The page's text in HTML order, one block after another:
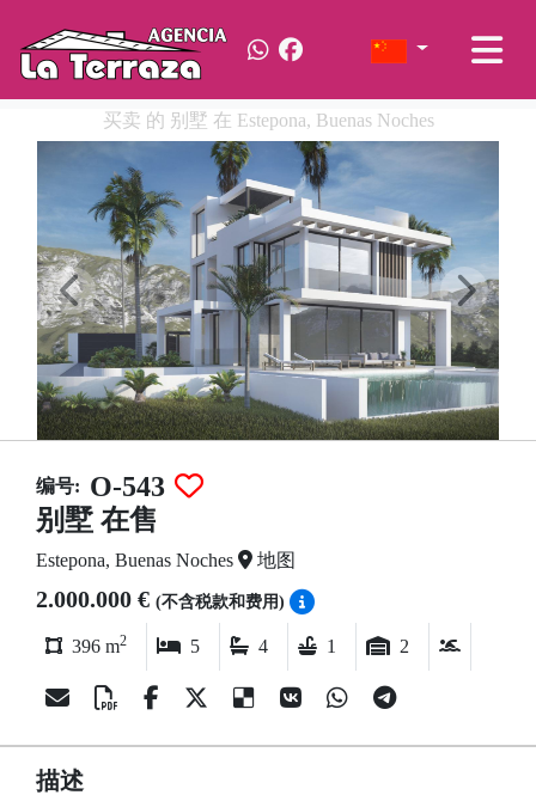
买卖 的 别墅 在 Estepona, Buenas Noches
编号: O-543
别墅 在售
Estepona, Buenas Noches 地图
2.000.000 € (不含税款和费用)
396 m2 5 4 1 2
描述